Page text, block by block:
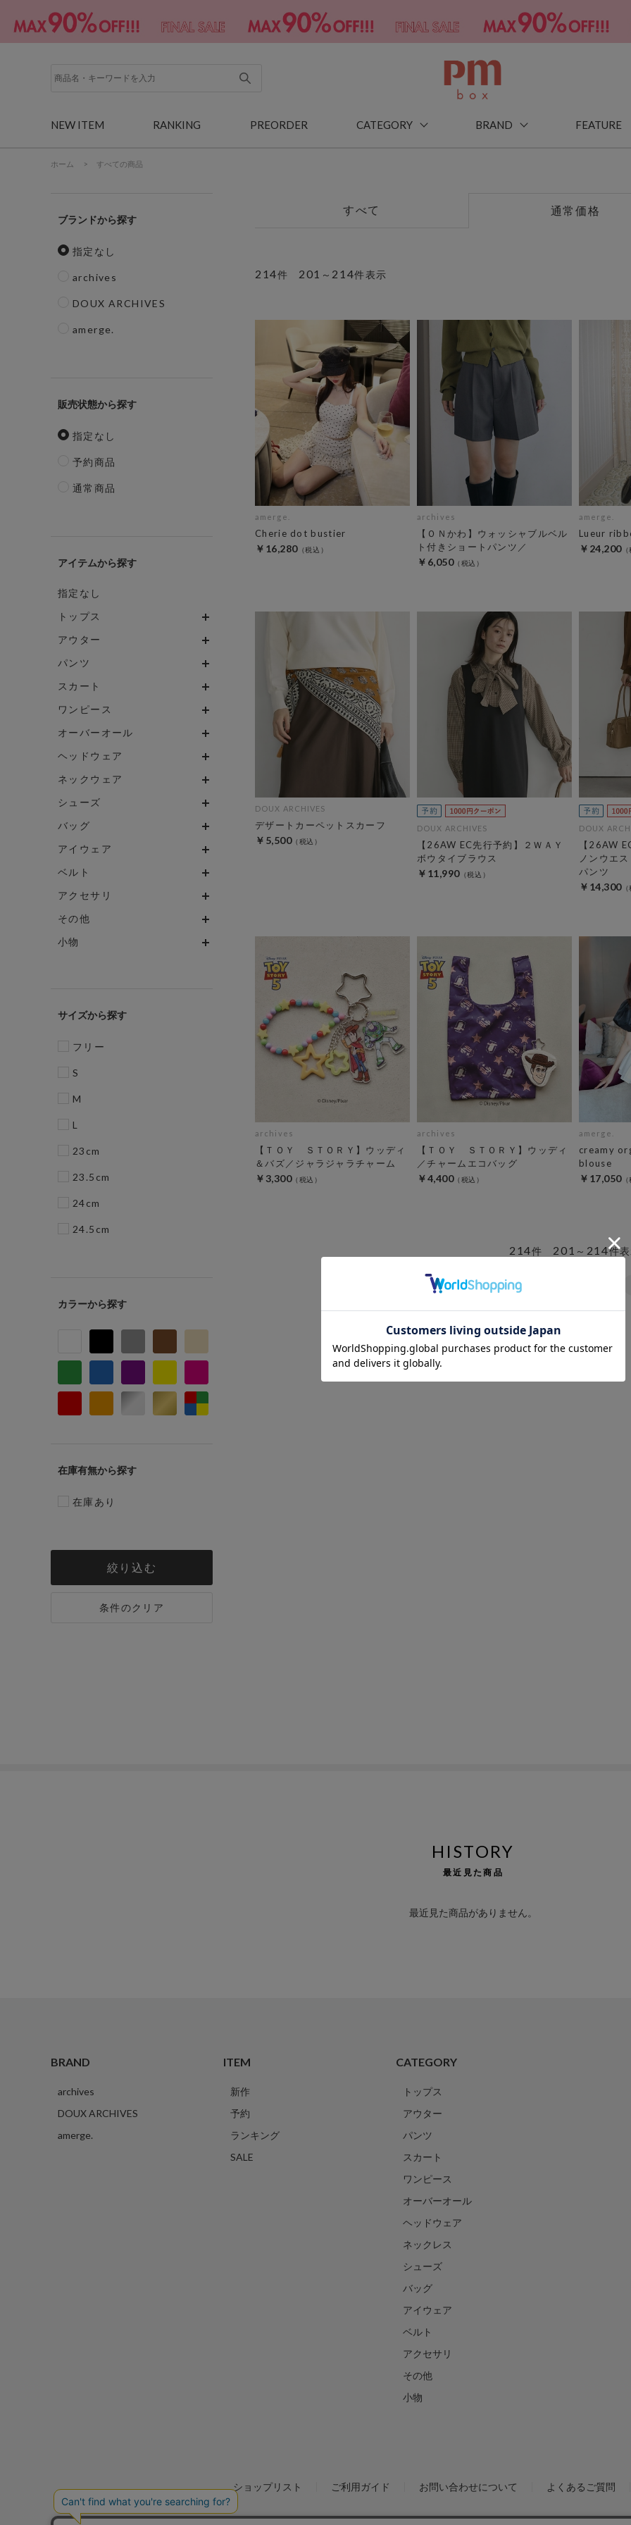
NEW ITEM RANKING PREORDER CATEGORY BRAND FEATURE
ホーム > すべての商品
ブランド
指定なし
archives
DOUX ARCHIVES
amerge.
販売状態
指定なし
予約商品
通常商品
アイテム
指定なし
トップス
アウター
パンツ
スカート
ワンピース
オーバーオール
ヘッドウェア
ネックウェア
シューズ
バッグ
アイウェア
ベルト
アクセサリ
その他
小物
サイズ
フリー
S
M
L
23cm
23.5cm
24cm
24.5cm
カラー
在庫有無
在庫あり
絞り込む
条件のクリア
すべて 通常価格
214件 201 ～ 214件表示
amerge.
Cherie dot bustier
￥16,280
archives
【ＯＮかわ】ウォッシャブルベル
ト付きショートパンツ／
￥6,050
amerge.
Lueur
￥24,200
DOUX ARCHIVES
デザートカーペットスカーフ
￥5,500
DOUX ARCHIVES
【26AW EC先行予約】２ＷＡＹ
ボウタイブラウス
￥11,990
DOUX
【26AW
ノンウエ
パンツ
￥14,300
archives
【ＴＯＹ ＳＴＯＲＹ】ウッディ
＆バズ／ジャラジャラチャーム
￥3,300
archives
【ＴＯＹ ＳＴＯＲＹ】ウッディ
／チャームエコバッグ
￥4,400
amerge.
creamy
blouse
￥17,050
214件 201 ～ 214件
1
HISTORY
最近見た商品
最近見た商品がありません。
BRAND
archives
DOUX ARCHIVES
amerge.
ITEM
新作
予約
ランキング
SALE
CATEGORY
トップス
アウター
パンツ
スカート
ワンピース
オーバーオール
ヘッドウェア
ネックレス
シューズ
バッグ
アイウェア
ベルト
アクセサリ
その他
小物
ショップリスト ご利用ガイド お問い合わせについて よくあるご質問